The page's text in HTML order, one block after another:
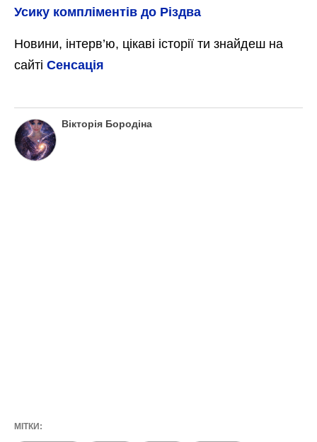
Усику компліментів до Різдва
Новини, інтерв’ю, цікаві історії ти знайдеш на
сайті Сенсація
Вікторія Бородіна
МІТКИ: